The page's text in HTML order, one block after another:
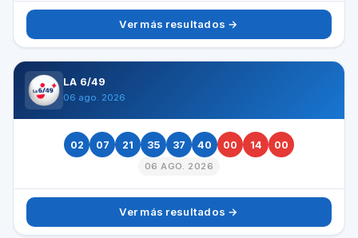
Ver más resultados →
LA 6/49
06 ago. 2026
02 07 21 35 37 40 00 14 00
06 AGO. 2026
Ver más resultados →